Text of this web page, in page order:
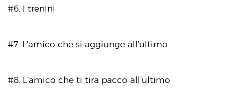
#6. I trenini
#7. L’amico che si aggiunge all’ultimo
#8. L’amico che ti tira pacco all’ultimo